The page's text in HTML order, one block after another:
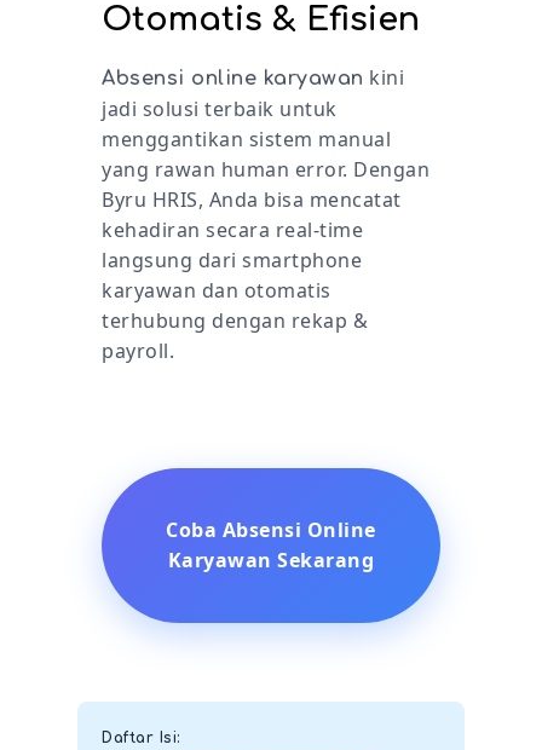
Otomatis & Efisien
Absensi online karyawan kini
jadi solusi terbaik untuk
menggantikan sistem manual
yang rawan human error. Dengan
Byru HRIS, Anda bisa mencatat
kehadiran secara real-time
langsung dari smartphone
karyawan dan otomatis
terhubung dengan rekap &
payroll.
Coba Absensi Online
Karyawan Sekarang
Daftar Isi: